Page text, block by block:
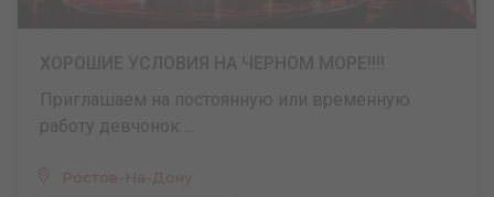
Приглашаем на постоянную или временную
работу девчонок ...
Ростов-На-Дону